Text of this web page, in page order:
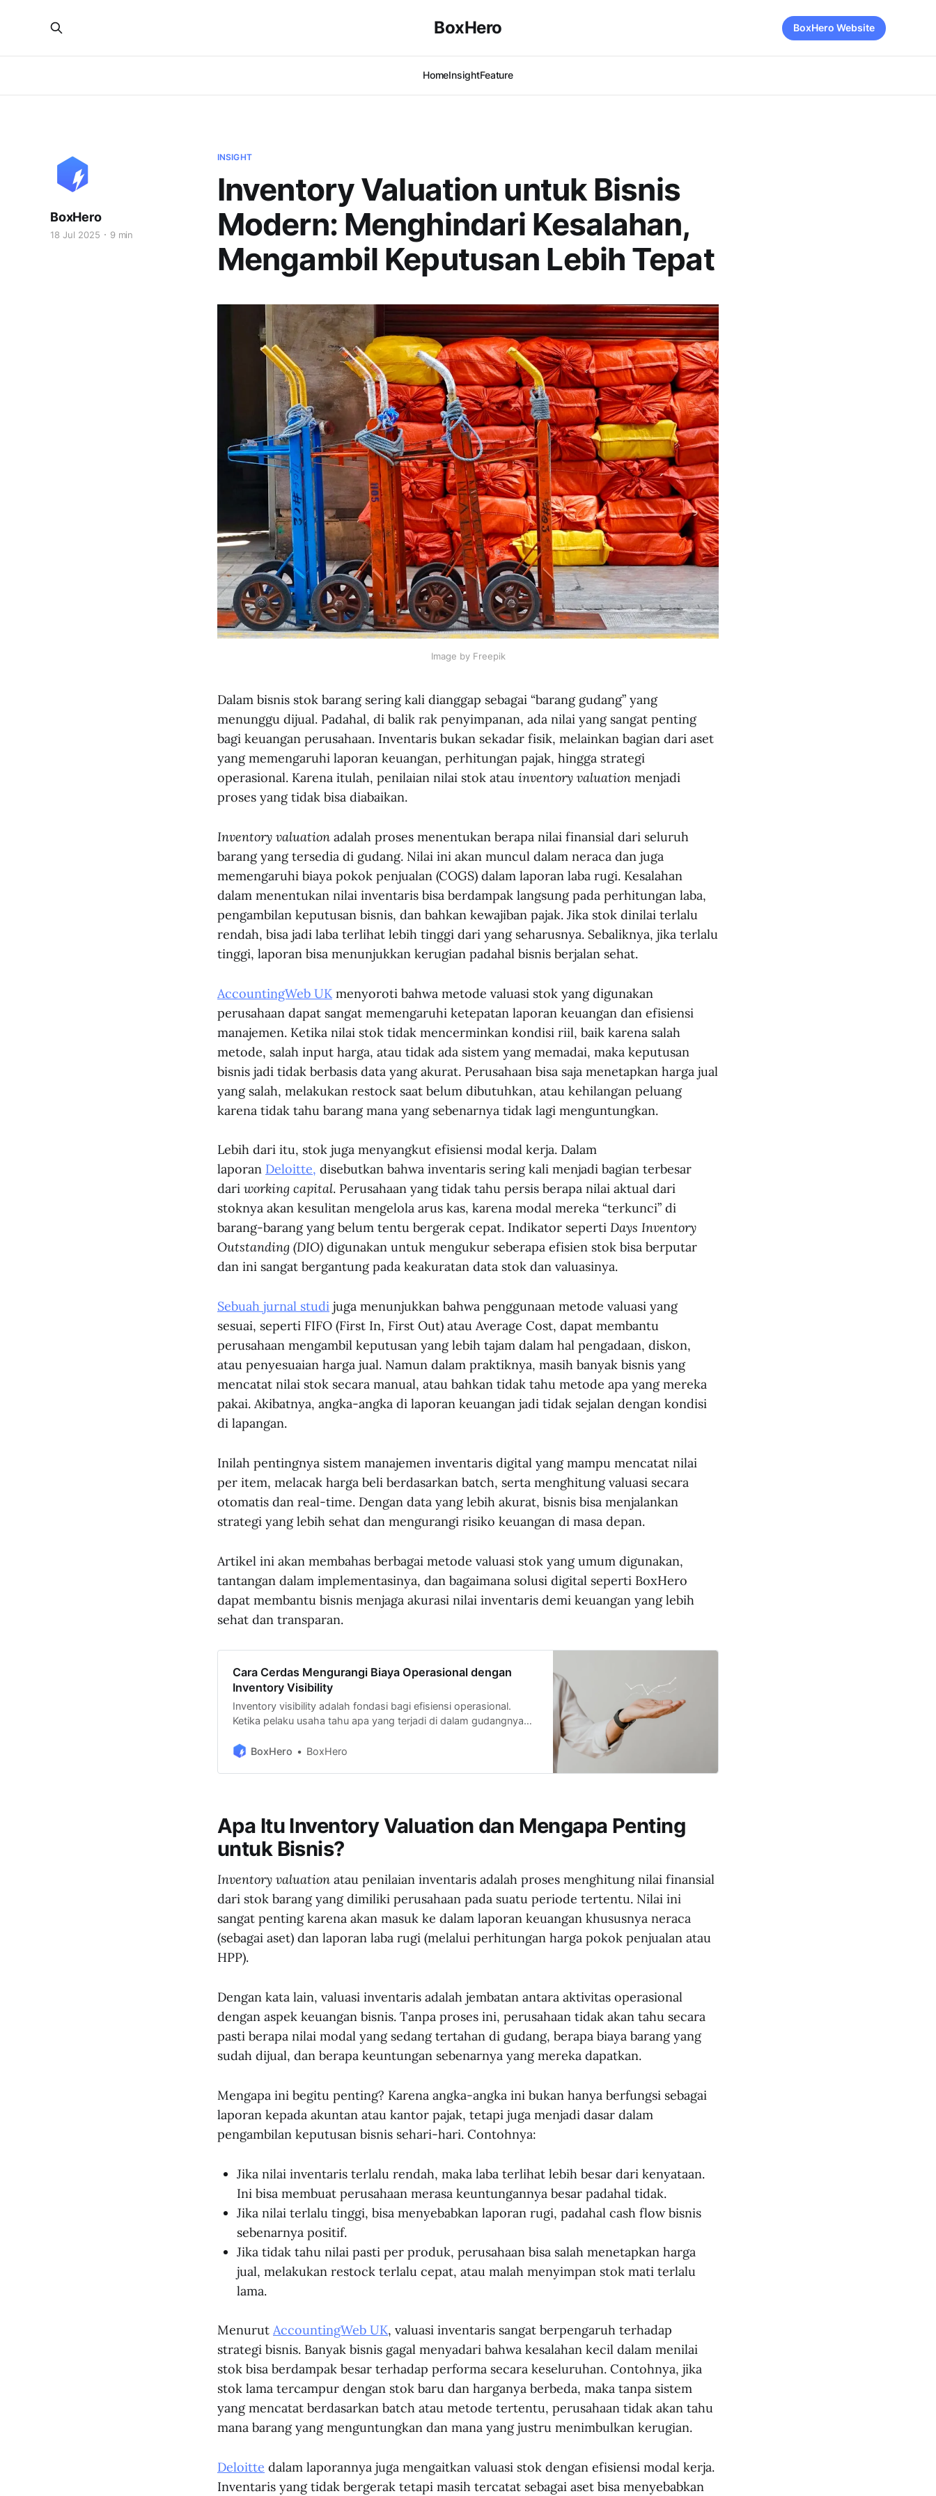
BoxHero
HomeInsightFeature
BoxHero Website
INSIGHT
Inventory Valuation untuk Bisnis
Modern: Menghindari Kesalahan,
Mengambil Keputusan Lebih Tepat
BoxHero
18 Jul 2025 9 min
Image by Freepik
Dalam bisnis stok barang sering kali dianggap sebagai “barang gudang” yang
menunggu dijual. Padahal, di balik rak penyimpanan, ada nilai yang sangat penting
bagi keuangan perusahaan. Inventaris bukan sekadar fisik, melainkan bagian dari aset
yang memengaruhi laporan keuangan, perhitungan pajak, hingga strategi
operasional. Karena itulah, penilaian nilai stok atau inventory valuation menjadi
proses yang tidak bisa diabaikan.
Inventory valuation adalah proses menentukan berapa nilai finansial dari seluruh
barang yang tersedia di gudang. Nilai ini akan muncul dalam neraca dan juga
memengaruhi biaya pokok penjualan (COGS) dalam laporan laba rugi. Kesalahan
dalam menentukan nilai inventaris bisa berdampak langsung pada perhitungan laba,
pengambilan keputusan bisnis, dan bahkan kewajiban pajak. Jika stok dinilai terlalu
rendah, bisa jadi laba terlihat lebih tinggi dari yang seharusnya. Sebaliknya, jika terlalu
tinggi, laporan bisa menunjukkan kerugian padahal bisnis berjalan sehat.
AccountingWeb UK menyoroti bahwa metode valuasi stok yang digunakan
perusahaan dapat sangat memengaruhi ketepatan laporan keuangan dan efisiensi
manajemen. Ketika nilai stok tidak mencerminkan kondisi riil, baik karena salah
metode, salah input harga, atau tidak ada sistem yang memadai, maka keputusan
bisnis jadi tidak berbasis data yang akurat. Perusahaan bisa saja menetapkan harga jual
yang salah, melakukan restock saat belum dibutuhkan, atau kehilangan peluang
karena tidak tahu barang mana yang sebenarnya tidak lagi menguntungkan.
Lebih dari itu, stok juga menyangkut efisiensi modal kerja. Dalam
laporan Deloitte, disebutkan bahwa inventaris sering kali menjadi bagian terbesar
dari working capital. Perusahaan yang tidak tahu persis berapa nilai aktual dari
stoknya akan kesulitan mengelola arus kas, karena modal mereka “terkunci” di
barang-barang yang belum tentu bergerak cepat. Indikator seperti Days Inventory
Outstanding (DIO) digunakan untuk mengukur seberapa efisien stok bisa berputar
dan ini sangat bergantung pada keakuratan data stok dan valuasinya.
Sebuah jurnal studi juga menunjukkan bahwa penggunaan metode valuasi yang
sesuai, seperti FIFO (First In, First Out) atau Average Cost, dapat membantu
perusahaan mengambil keputusan yang lebih tajam dalam hal pengadaan, diskon,
atau penyesuaian harga jual. Namun dalam praktiknya, masih banyak bisnis yang
mencatat nilai stok secara manual, atau bahkan tidak tahu metode apa yang mereka
pakai. Akibatnya, angka-angka di laporan keuangan jadi tidak sejalan dengan kondisi
di lapangan.
Inilah pentingnya sistem manajemen inventaris digital yang mampu mencatat nilai
per item, melacak harga beli berdasarkan batch, serta menghitung valuasi secara
otomatis dan real-time. Dengan data yang lebih akurat, bisnis bisa menjalankan
strategi yang lebih sehat dan mengurangi risiko keuangan di masa depan.
Artikel ini akan membahas berbagai metode valuasi stok yang umum digunakan,
tantangan dalam implementasinya, dan bagaimana solusi digital seperti BoxHero
dapat membantu bisnis menjaga akurasi nilai inventaris demi keuangan yang lebih
sehat dan transparan.
Cara Cerdas Mengurangi Biaya Operasional dengan
Inventory Visibility
Inventory visibility adalah fondasi bagi efisiensi operasional.
Ketika pelaku usaha tahu apa yang terjadi di dalam gudangnya
mengatur arus barang, mengurangi pemborosan, dan
BoxHero BoxHero
Apa Itu Inventory Valuation dan Mengapa Penting
untuk Bisnis?
Inventory valuation atau penilaian inventaris adalah proses menghitung nilai finansial
dari stok barang yang dimiliki perusahaan pada suatu periode tertentu. Nilai ini
sangat penting karena akan masuk ke dalam laporan keuangan khususnya neraca
(sebagai aset) dan laporan laba rugi (melalui perhitungan harga pokok penjualan atau
HPP).
Dengan kata lain, valuasi inventaris adalah jembatan antara aktivitas operasional
dengan aspek keuangan bisnis. Tanpa proses ini, perusahaan tidak akan tahu secara
pasti berapa nilai modal yang sedang tertahan di gudang, berapa biaya barang yang
sudah dijual, dan berapa keuntungan sebenarnya yang mereka dapatkan.
Mengapa ini begitu penting? Karena angka-angka ini bukan hanya berfungsi sebagai
laporan kepada akuntan atau kantor pajak, tetapi juga menjadi dasar dalam
pengambilan keputusan bisnis sehari-hari. Contohnya:
Jika nilai inventaris terlalu rendah, maka laba terlihat lebih besar dari kenyataan.
Ini bisa membuat perusahaan merasa keuntungannya besar padahal tidak.
Jika nilai terlalu tinggi, bisa menyebabkan laporan rugi, padahal cash flow bisnis
sebenarnya positif.
Jika tidak tahu nilai pasti per produk, perusahaan bisa salah menetapkan harga
jual, melakukan restock terlalu cepat, atau malah menyimpan stok mati terlalu
lama.
Menurut AccountingWeb UK, valuasi inventaris sangat berpengaruh terhadap
strategi bisnis. Banyak bisnis gagal menyadari bahwa kesalahan kecil dalam menilai
stok bisa berdampak besar terhadap performa secara keseluruhan. Contohnya, jika
stok lama tercampur dengan stok baru dan harganya berbeda, maka tanpa sistem
yang mencatat berdasarkan batch atau metode tertentu, perusahaan tidak akan tahu
mana barang yang menguntungkan dan mana yang justru menimbulkan kerugian.
Deloitte dalam laporannya juga mengaitkan valuasi stok dengan efisiensi modal kerja.
Inventaris yang tidak bergerak tetapi masih tercatat sebagai aset bisa menyebabkan